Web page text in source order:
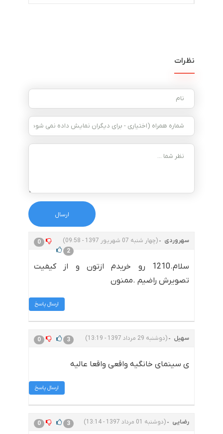
نظرات
سهروردی (چهار شنبه 07 شهریور 1397 - 09:58)
0
2
سلام.1210 رو خریدم ازتون و از کیفیت
تصویرش راضیم .ممنون
ارسال پاسخ
سهیل (دوشنبه 29 مرداد 1397 - 13:19) 0 3
ی سینمای خانگیه واقعی واقعا عالیه
ارسال پاسخ
رضایی (دوشنبه 01 مرداد 1397 - 13:14) 0 3